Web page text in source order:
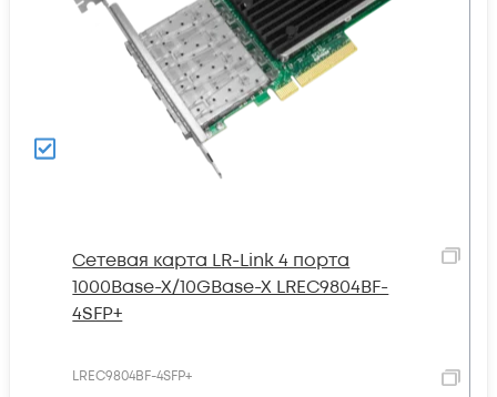
Сетевая карта LR-Link 4 порта
1000Base-X/10GBase-X LREC9804BF-
4SFP+
LREC9804BF-4SFP+